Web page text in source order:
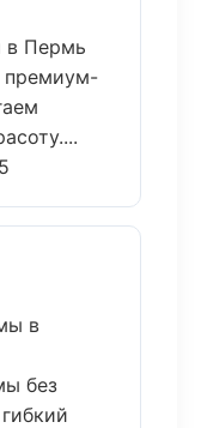
в Пермь
премиум-
в
без